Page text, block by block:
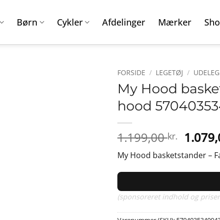
Børn Cykler Afdelinger Mærker
FORSIDE / LEGETØJ / UDELEG
My Hood
hood
1.199,00kr. Den
pris
var:
My Hood basketstander –
(sponsoreret indhold og